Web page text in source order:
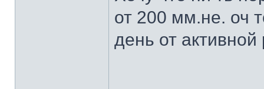
от 200 мм.не. оч
день от